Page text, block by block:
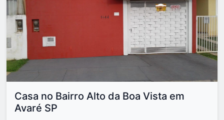
Casa no Bairro Alto da Boa Vista em
Avaré SP